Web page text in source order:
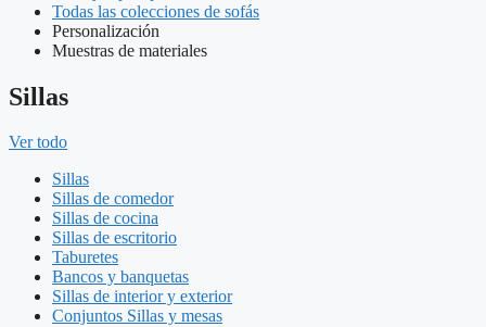
Todas las colecciones de sofás
Personalización
Muestras de materiales
Sillas
Ver todo
Sillas
Sillas de comedor
Sillas de cocina
Sillas de escritorio
Taburetes
Bancos y banquetas
Sillas de interior y exterior
Conjuntos Sillas y mesas